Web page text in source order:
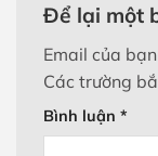
Để lại một
Email của
Các trường
Bình luận *